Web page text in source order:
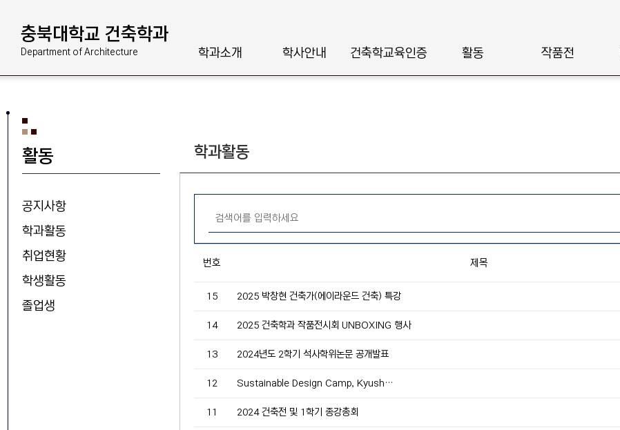
충북대학교 건축학과
Department of Architecture 학과소개 학사안내 건축학교육인증 활동 작품전
학과활동
활동
공지사항
학과활동
취업현황
학생활동
졸업생
번호 제목
15 2025 박창현 건축가(에이라운드 건축) 특강
14 2025 건축학과 작품전시회 UNBOXING 행사
13 2024년도 2학기 석사학위논문 공개발표
12 Sustainable Design Camp, Kyush…
11 2024 건축전 및 1학기 종강총회